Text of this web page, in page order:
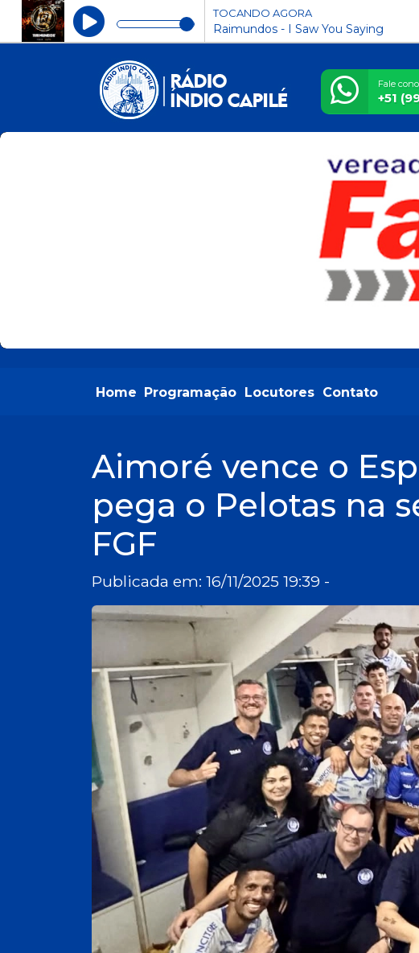
TOCANDO AGORA
Raimundos - I Saw You Saying
Fale
+51
Home Programação Locutores Contato
Aimoré vence o
pega o Pelotas na
FGF
Publicada em: 16/11/2025 19:39 -